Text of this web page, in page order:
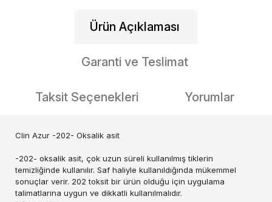
Ürün Açıklaması
Garanti ve Teslimat
Taksit Seçenekleri Yorumlar
Clin Azur -202- Oksalik asit
-202- oksalik asit, çok uzun süreli kullanılmış tiklerin
temizliğinde kullanılır. Saf haliyle kullanıldığında mükemmel
sonuçlar verir. 202 toksit bir ürün olduğu için uygulama
talimatlarına uygun ve dikkatli kullanılmalıdır.